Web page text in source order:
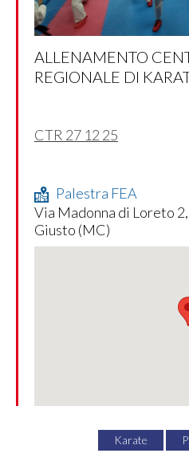
ALLENAMENTO
REGIONALE DI
CTR 27 12 25
Palestra FEA
Via Madonna di Loreto
Giusto (MC)
Karate